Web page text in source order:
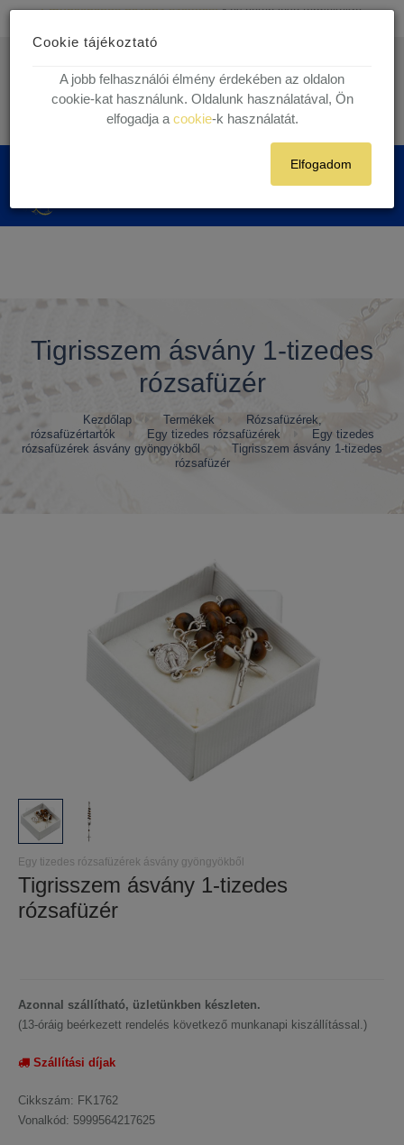
1 munkanapos házhoz szállítás!
+36 (70) 631 29 82 | +36 ( 1 ) 201 29 82
Belépés Regisztráció
0
Tigrisszem ásvány 1-tizedes
rózsafüzér
Kezdőlap Termékek
Rózsafüzérek,
rózsafüzértartók
Egy tizedes rózsafüzérek
Egy tizedes
rózsafüzérek ásvány gyöngyökből
Tigrisszem ásvány 1-tizedes
rózsafüzér
Egy tizedes rózsafüzérek ásvány gyöngyökből
Tigrisszem ásvány 1-tizedes
rózsafüzér
Azonnal szállítható, üzletünkben készleten.
(13-óráig beérkezett rendelés következő munkanapi kiszállítással.)
Szállítási díjak
Cikkszám: FK1762
Vonalkód: 5999564217625
Cookie tájékoztató
A jobb felhasználói élmény érdekében az oldalon
cookie-kat használunk. Oldalunk használatával, Ön
elfogadja a cookie-k használatát.
Elfogadom